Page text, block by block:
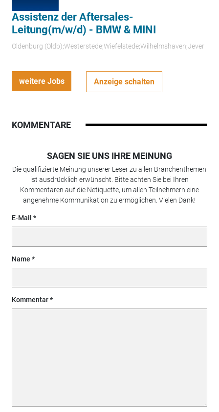
Assistenz der Aftersales-
Leitung(m/w/d) - BMW & MINI
Oldenburg (Oldb);Westerstede;Wiefelstede;Wilhelmshaven;Jever
weitere Jobs Anzeige schalten
KOMMENTARE
SAGEN SIE UNS IHRE MEINUNG
Die qualifizierte Meinung unserer Leser zu allen Branchenthemen
ist ausdrücklich erwünscht. Bitte achten Sie bei Ihren
Kommentaren auf die Netiquette, um allen Teilnehmern eine
angenehme Kommunikation zu ermöglichen. Vielen Dank!
E-Mail
Name
Kommentar